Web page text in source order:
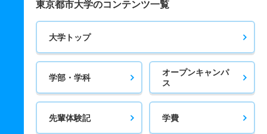
東京都市大学のコンテンツ一覧
大学トップ
学部・学科
オープンキャンパ
ス
先輩体験記 学費